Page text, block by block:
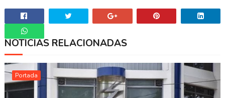
Whatsapp
NOTICIAS RELACIONADAS
Portada